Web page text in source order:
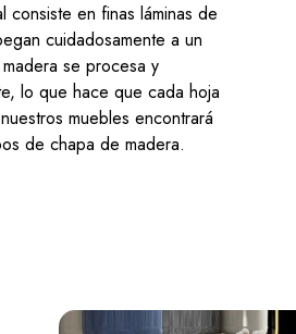
consiste en finas láminas de
cuidadosamente a un
se procesa y
lo que hace que cada hoja
muebles encontrará
de chapa de madera.